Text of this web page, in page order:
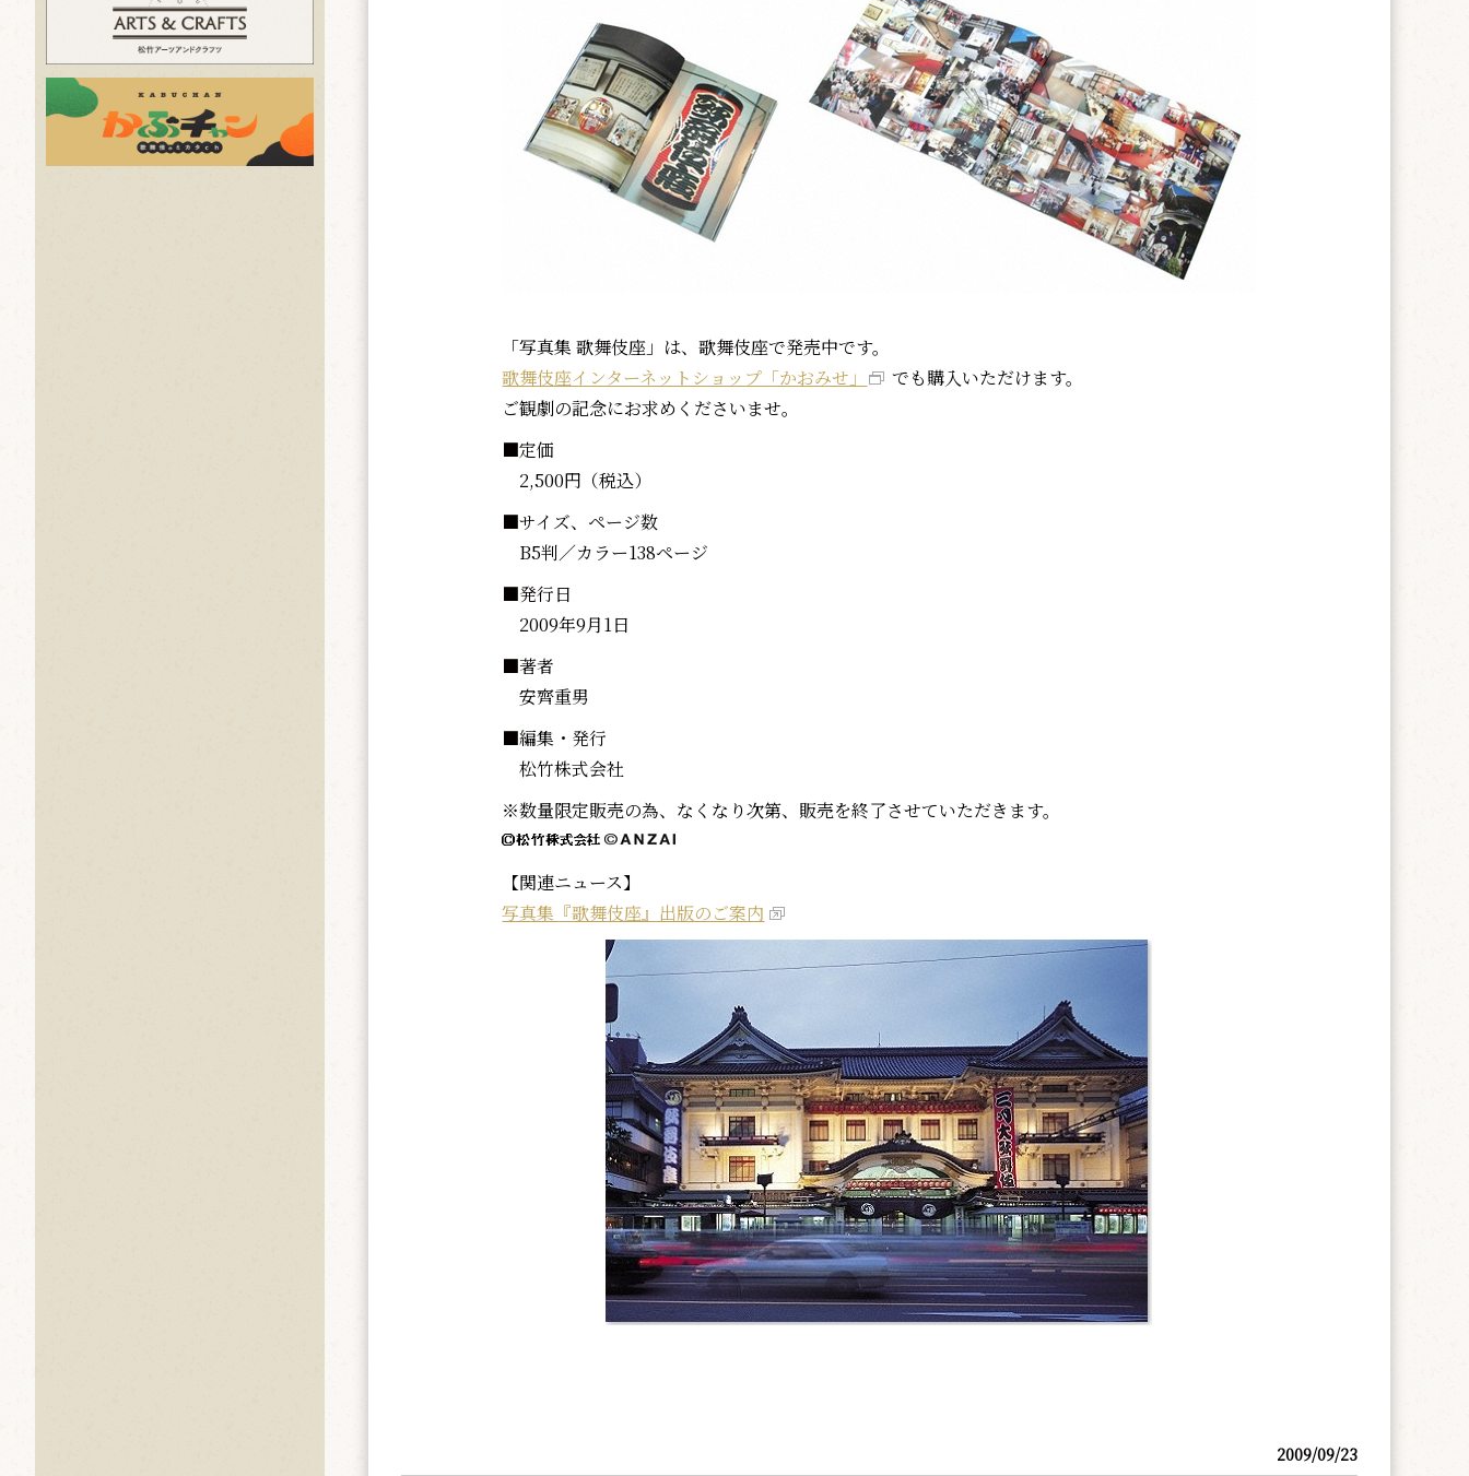
「写真集 歌舞伎座」は、歌舞伎座で発売中です。
歌舞伎座インターネットショップ「かおみせ」
でも購入いただけます。
ご観劇の記念にお求めくださいませ。
■定価
2,500円（税込）
■サイズ、ページ数
B5判／カラー138ページ
■発行日
2009年9月1日
■著者
安齊重男
■編集・発行
松竹株式会社
※数量限定販売の為、なくなり次第、販売を終了させていただきます。
【関連ニュース】
写真集『歌舞伎座』出版のご案内
2009/09/23